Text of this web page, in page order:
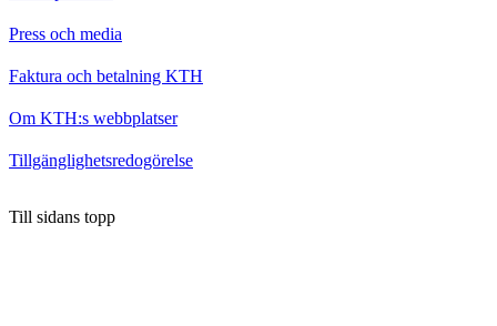
Press och media
Faktura och betalning KTH
Om KTH:s webbplatser
Tillgänglighetsredogörelse
Till sidans topp